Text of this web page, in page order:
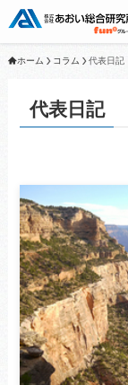
ホーム コラム 代表日記
代表日記